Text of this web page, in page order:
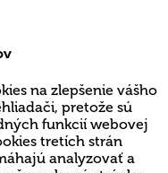
na zlepšenie vášho
pretože sú
funkcií webovej
tretích strán
analyzovať a